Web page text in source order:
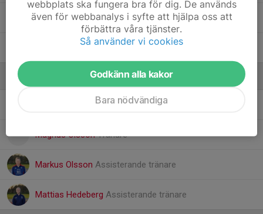
Oliver Cowan
Oskar Tibefjäll
Ledare
Johan SöderblomTränare, Kontaktperson
Magnus OlssonTränare
Markus Olsson Assisterande tränare
Mattias Hedeberg Assisterande tränare
webbplats ska fungera bra för dig. De används
även för webbanalys i syfte att hjälpa oss att
förbättra våra tjänster.
Så använder vi cookies
Godkänn alla kakor
Bara nödvändiga